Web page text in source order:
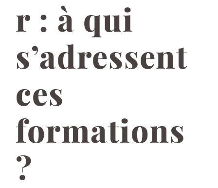
r : à qui
s’adressent
ces
formations
?